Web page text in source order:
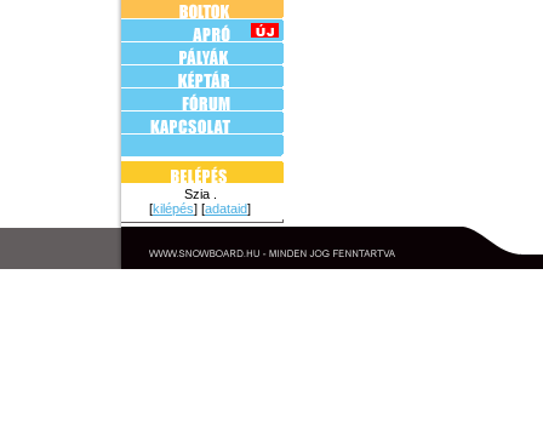
Szia .
[kilépés] [adataid]